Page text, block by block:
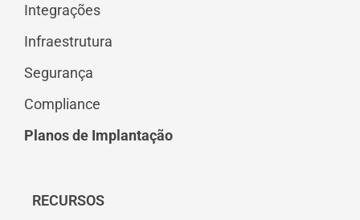
Integrações
Infraestrutura
Segurança
Compliance
Planos de Implantação
RECURSOS